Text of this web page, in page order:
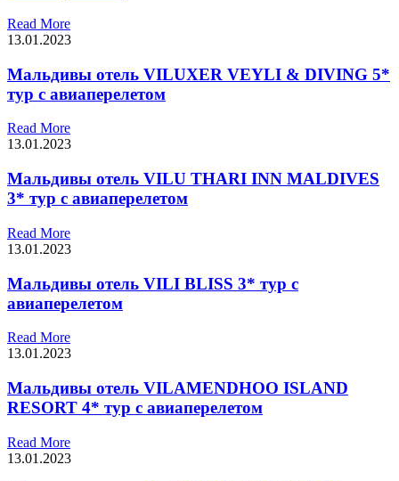
Read More
13.01.2023
Мальдивы отель VILUXER VEYLI & DIVING 5*
тур с авиаперелетом
Read More
13.01.2023
Мальдивы отель VILU THARI INN MALDIVES
3* тур с авиаперелетом
Read More
13.01.2023
Мальдивы отель VILI BLISS 3* тур с
авиаперелетом
Read More
13.01.2023
Мальдивы отель VILAMENDHOO ISLAND
RESORT 4* тур с авиаперелетом
Read More
13.01.2023